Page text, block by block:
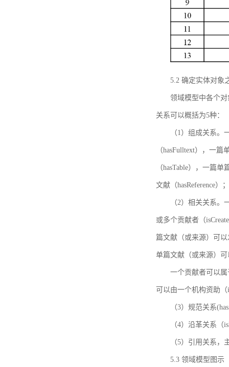
5.2 确定实体对象
领域模型中各个
关系可以概括为5种：
（1）组成关系
（hasFulltext），一
（hasTable），一篇
文献（hasReference）；
（2）相关关系
或多个贡献者（
篇文献（或来源）可
单篇文献（或来源）可
一个贡献者可以
可以由一个机构资助（
（3）规范关系
（4）沿革关系
（5）引用关系，
5.3 领域模型图示